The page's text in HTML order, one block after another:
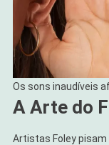
Os sons inaudíveis
A Arte do
Artistas Foley